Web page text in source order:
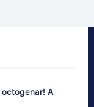
octogenar! A